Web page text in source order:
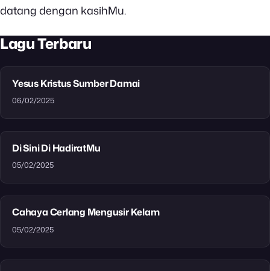
datang dengan kasihMu.
Lagu Terbaru
Yesus Kristus Sumber Damai
06/02/2025
Di Sini Di HadiratMu
05/02/2025
Cahaya Cerlang Mengusir Kelam
05/02/2025